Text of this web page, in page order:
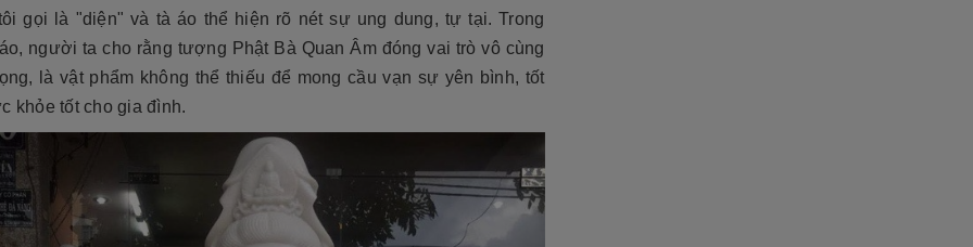
gọi là "diện" và tà áo thể hiện rõ nét sự ung dung, tự tại. Trong
người ta cho rằng tượng Phật Bà Quan Âm đóng vai trò vô cùng
là vật phẩm không thể thiếu để mong cầu vạn sự yên bình, tốt
khỏe tốt cho gia đình.